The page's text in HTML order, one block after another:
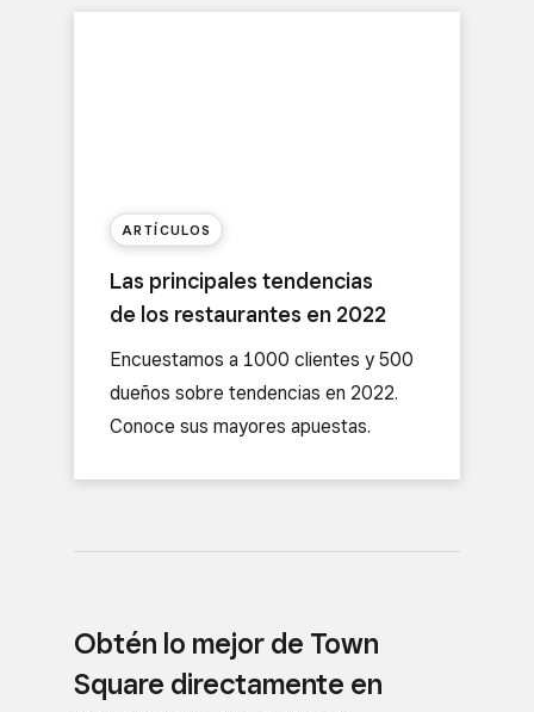
ARTÍCULOS
Las principales tendencias
de los restaurantes en 2022
Encuestamos a 1000 clientes y 500
dueños sobre tendencias en 2022.
Conoce sus mayores apuestas.
Obtén lo mejor de Town
Square directamente en